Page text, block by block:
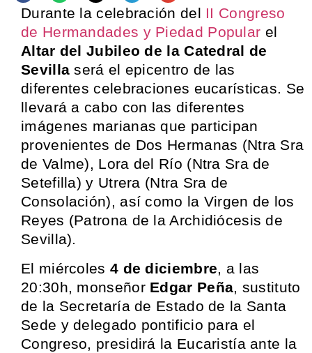
Durante la celebración del II Congreso
de Hermandades y Piedad Popular el
Altar del Jubileo de la Catedral de
Sevilla será el epicentro de las
diferentes celebraciones eucarísticas. Se
llevará a cabo con las diferentes
imágenes marianas que participan
provenientes de Dos Hermanas (Ntra Sra
de Valme), Lora del Río (Ntra Sra de
Setefilla) y Utrera (Ntra Sra de
Consolación), así como la Virgen de los
Reyes (Patrona de la Archidiócesis de
Sevilla).
El miércoles 4 de diciembre, a las
20:30h, monseñorEdgar Peña, sustituto
de la Secretaría de Estado de la Santa
Sede y delegado pontificio para el
Congreso, presidirá la Eucaristía ante la